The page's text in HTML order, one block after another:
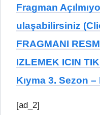
Fragman
ulaşabilirsiniz
FRAGMANI
IZLEMEK ICIN
Kıyma 3. Sezon
[ad_2]